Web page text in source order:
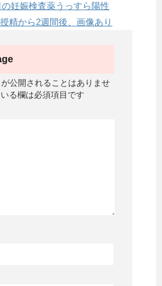
妊娠検査薬うっすら陽性
精から2週間後、画像あり
公開されることはありませ
る欄は必須項目です